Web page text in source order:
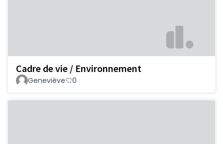
Cadre de vie / Environnement
Geneviève 0